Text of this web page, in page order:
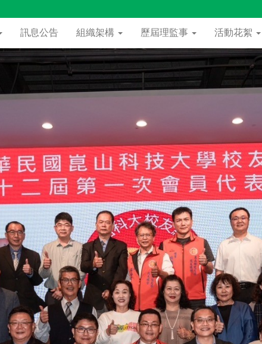
訊息公告 組織架構 歷屆理監事 活動花絮